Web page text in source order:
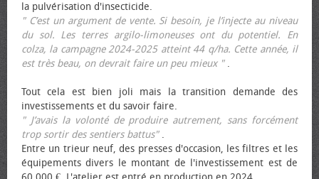
la pulvérisation d'insecticide.
" C’est un argument de vente. Si besoin, je l’injecte au niveau
du sol. Les terres argilo-limoneuses ont du potentiel. En
colza, la campagne 2024-2025 atteint 44 q/ha. Cette année, il
est très beau, on devrait faire un peu mieux ".
Tout cela est bien joli mais la transition demande des
investissements et du savoir faire.
" J’avais la volonté de produire autrement, sans forcément
trop sortir des sentiers battus".
Entre un trieur neuf, des presses d'occasion, les filtres et les
équipements divers le montant de l'investissement est de